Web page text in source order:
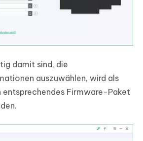
damit sind, die
auszuwählen, wird als
entsprechendes Firmware-Paket